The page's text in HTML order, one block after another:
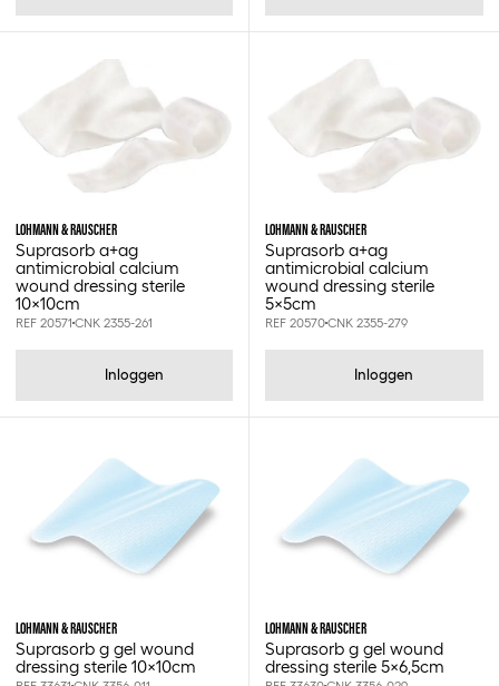
LOHMANN & RAUSCHER
Suprasorb a+ag
antimicrobial calcium
wound dressing sterile
10x10cm
REF 20571 CNK 2355-261
Inloggen
LOHMANN & RAUSCHER
Suprasorb a+ag
antimicrobial calcium
wound dressing sterile
5x5cm
REF 20570CNK 2355-279
Inloggen
LOHMANN & RAUSCHER
Suprasorb g gel wound
dressing sterile 10x10cm
LOHMANN & RAUSCHER
Suprasorb g gel wound
dressing sterile 5x6,5cm